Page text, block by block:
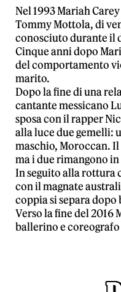
Nel 1993 Mariah
Tommy Mottola, di
conosciuto durante il
Cinque anni dopo
del comportamento
marito.
Dopo la fine di una
cantante messicano
sposa con il rapper
alla luce due gemelli:
maschio, Moroccan.
ma i due rimangono
In seguito alla rottura
con il magnate
coppia si separa dopo
Verso la fine del 2016
ballerino e